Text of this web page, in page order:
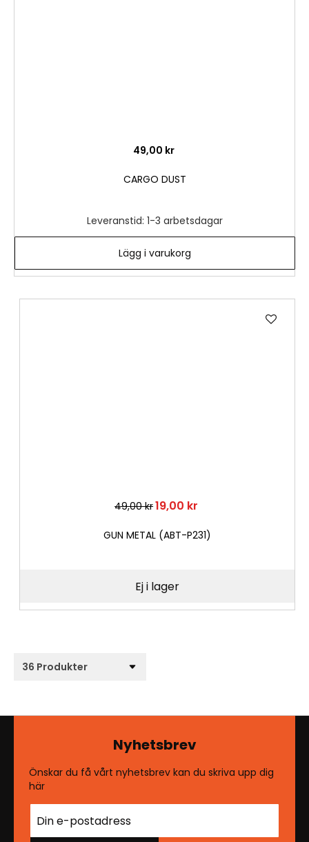
49,00 kr
CARGO DUST
Leveranstid: 1-3 arbetsdagar
Lägg i varukorg
19,00 kr
49,00 kr
GUN METAL (ABT-P231)
Ej i lager
Nyhetsbrev
Önskar du få vårt nyhetsbrev kan du skriva upp dig
här